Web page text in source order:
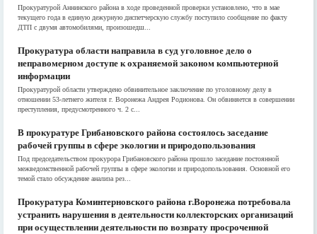
Прокуратурой Аннинского района в ходе проведенной проверки установлено, что в мае
текущего года в единую дежурную диспетчерскую службу поступило сообщение по факту
ДТП с двумя автомобилями, произошедш...
Прокуратура области направила в суд уголовное дело о
неправомерном доступе к охраняемой законом компьютерной
информации
Прокуратурой области утверждено обвинительное заключение по уголовному делу в
отношении 53-летнего жителя г. Воронежа Андрея Родионова. Он обвиняется в совершении
преступления, предусмотренного ч. 2 с...
В прокуратуре Грибановского района состоялось заседание
рабочей группы в сфере экологии и природопользования
Под председательством прокурора Грибановского района прошло заседание постоянной
межведомственной рабочей группы в сфере экологии и природопользования. Основной его
темой стало обсуждение анализа рез...
Прокуратура Коминтерновского района г.Воронежа потребовала
устранить нарушения в деятельности коллекторских организаций
при осуществлении деятельности по возврату просроченной